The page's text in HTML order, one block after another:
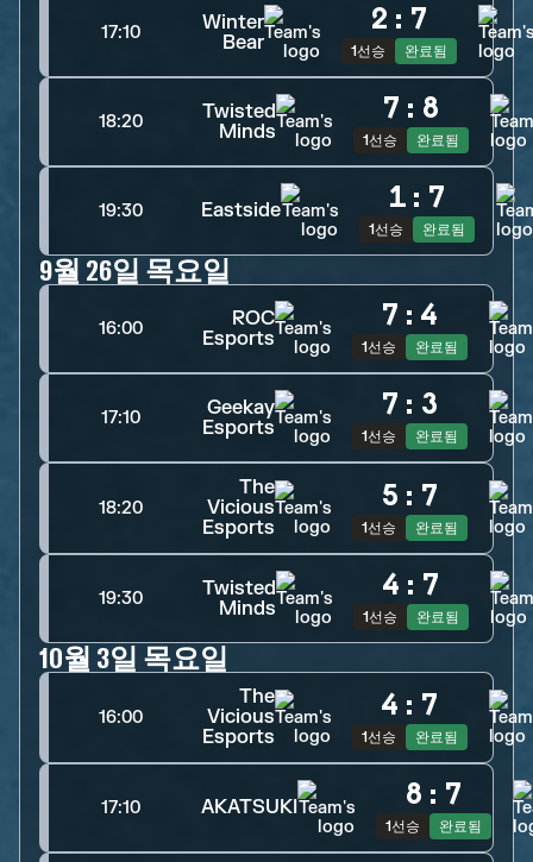
17:10
Winter
Bear
2 : 7
1선승 완료됨
18:20
Twisted
Minds
7 : 8
1선승 완료됨
19:30 Eastside 1 : 7
1선승 완료됨
9월 26일 목요일
16:00
ROC
Esports
7 : 4
1선승 완료됨
17:10
Geekay
Esports
7 : 3
1선승 완료됨
18:20
The
Vicious
Esports
5 : 7
1선승 완료됨
19:30
Twisted
Minds
4 : 7
1선승 완료됨
10월 3일 목요일
16:00
The
Vicious
Esports
4 : 7
1선승 완료됨
17:10 AKATSUKI 8 : 7
1선승 완료됨